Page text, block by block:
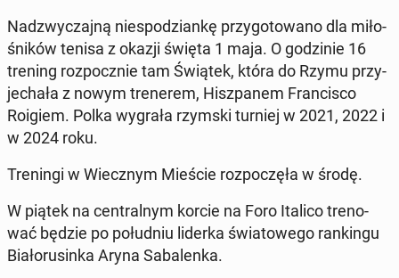
Nad­zwy­czaj­ną nie­spo­dzian­kę przy­go­to­wa­no dla mi­ło­
śni­ków tenisa z okazji święta 1 maja. O go­dzi­nie 16
trening roz­pocz­nie tam Świątek, która do Rzymu przy­
je­cha­ła z nowym tre­ne­rem, Hisz­pa­nem Fran­ci­sco
Roigiem. Polka wygrała rzymski turniej w 2021, 2022 i
w 2024 roku.
Tre­nin­gi w Wiecz­nym Mieście roz­po­czę­ła w środę.
W piątek na cen­tral­nym korcie na Foro Italico tre­no­
wać będzie po po­łu­dniu liderka świa­to­we­go ran­kin­gu
Bia­ło­ru­sin­ka Aryna Sa­ba­len­ka.